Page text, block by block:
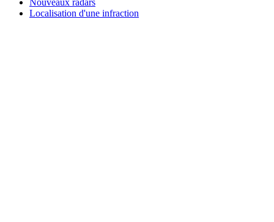
Nouveaux radars
Localisation d'une infraction